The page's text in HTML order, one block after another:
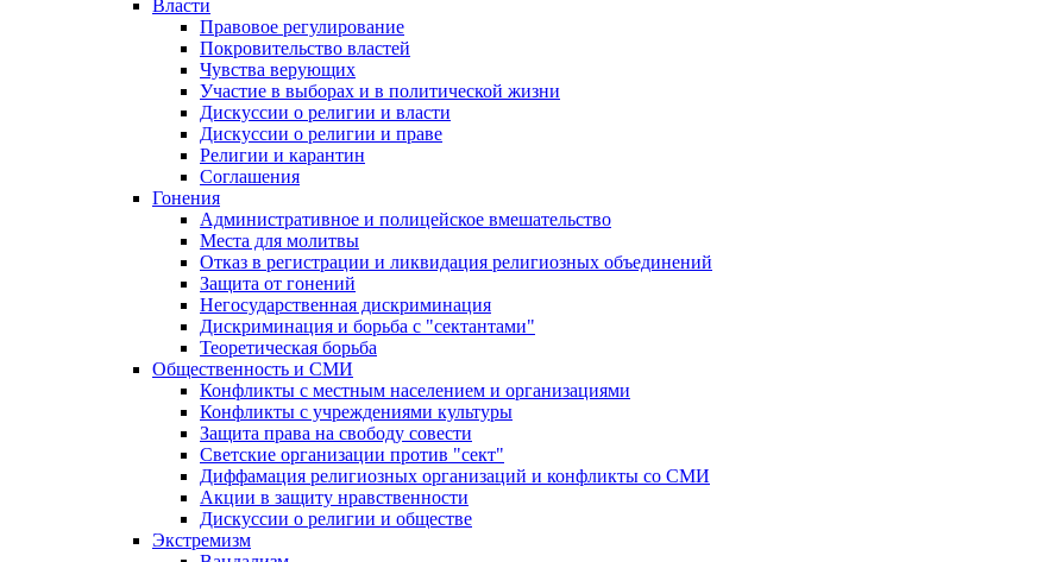
Власти
Правовое регулирование
Покровительство властей
Чувства верующих
Участие в выборах и в политической жизни
Дискуссии о религии и власти
Дискуссии о религии и праве
Религии и карантин
Соглашения
Гонения
Административное и полицейское вмешательство
Места для молитвы
Отказ в регистрации и ликвидация религиозных объединений
Защита от гонений
Негосударственная дискриминация
Дискриминация и борьба с "сектантами"
Теоретическая борьба
Общественность и СМИ
Конфликты с местным населением и организациями
Конфликты с учреждениями культуры
Защита права на свободу совести
Светские организации против "сект"
Диффамация религиозных организаций и конфликты со СМИ
Акции в защиту нравственности
Дискуссии о религии и обществе
Экстремизм